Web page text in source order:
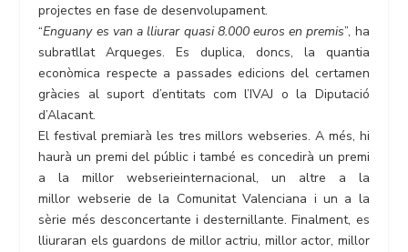
projectes en fase de desenvolupament.
“Enguany es van a lliurar quasi 8.000 euros en premis”, ha
subratllat Arqueges. Es duplica, doncs, la quantia
econòmica respecte a passades edicions del certamen
gràcies al suport d’entitats com l’IVAJ o la Diputació
d’Alacant.
El festival premiarà les tres millors webseries. A més, hi
haurà un premi del públic i també es concedirà un premi
a la millor webserieinternacional, un altre a la
millor webserie de la Comunitat Valenciana i un a la
sèrie més desconcertante i desternillante. Finalment, es
lliuraran els guardons de millor actriu, millor actor, millor